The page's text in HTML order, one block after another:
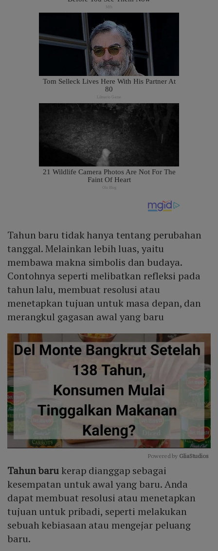
Tahun baru tidak hanya tentang perubahan
tanggal. Melainkan lebih luas, yaitu
membawa makna simbolis dan budaya.
Contohnya seperti melibatkan refleksi pada
tahun lalu, membuat resolusi atau
menetapkan tujuan untuk masa depan, dan
merangkul gagasan awal yang baru
Powered by GliaStudios
Tahun barukerap dianggap sebagai
kesempatan untuk awal yang baru. Anda
dapat membuat resolusi atau menetapkan
tujuan untuk pribadi, seperti melakukan
sebuah kebiasaan atau mengejar peluang
baru.